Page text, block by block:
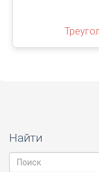
Найти